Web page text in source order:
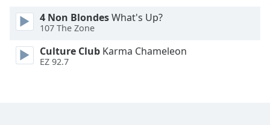
Size
4 Non BlondesWhat's Up?
107 The Zone
Culture Club Karma Chameleon
EZ 92.7